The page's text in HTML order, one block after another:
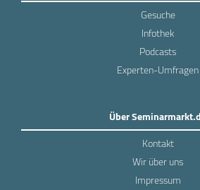
Gesuche
Infothek
Podcasts
Experten-Umfragen
Über
Kontakt
Wir über uns
Impressum